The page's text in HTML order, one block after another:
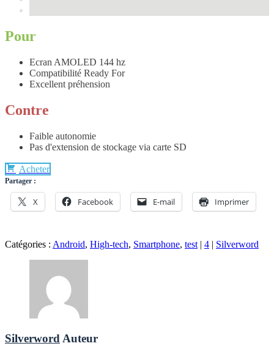
Pour
Ecran AMOLED 144 hz
Compatibilité Ready For
Excellent préhension
Contre
Faible autonomie
Pas d'extension de stockage via carte SD
Acheter
Partager :
X Facebook E-mail Imprimer
Catégories : Android, High-tech, Smartphone, test | 4 | Silverword
SilverwordAuteur